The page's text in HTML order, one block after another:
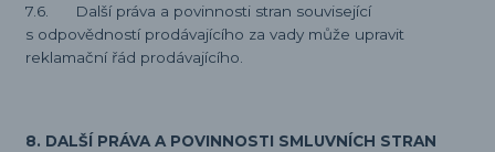
7.6. Další práva a povinnosti stran související
s odpovědností prodávajícího za vady může upravit
reklamační řád prodávajícího.
8. DALŠÍ PRÁVA A POVINNOSTI SMLUVNÍCH STRAN